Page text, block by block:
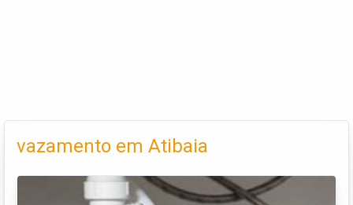
vazamento em Atibaia